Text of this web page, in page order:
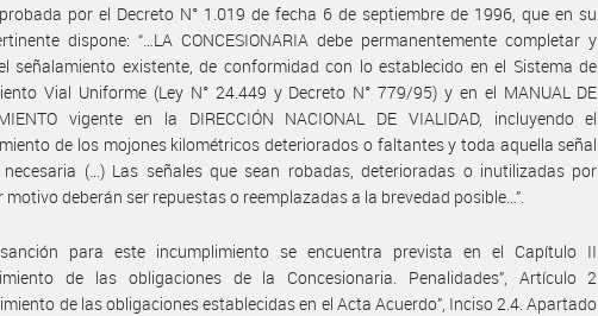
por el Decreto N° 1.019 de fecha 6 de septiembre de 1996, que en su
dispone: “…LA CONCESIONARIA debe permanentemente completar y
señalamiento existente, de conformidad con lo establecido en el Sistema de
Vial Uniforme (Ley N° 24.449 y Decreto N° 779/95) y en el MANUAL DE
vigente en la DIRECCIÓN NACIONAL DE VIALIDAD, incluyendo el
de los mojones kilométricos deteriorados o faltantes y toda aquella señal
(…) Las señales que sean robadas, deterioradas o inutilizadas por
motivo deberán ser repuestas o reemplazadas a la brevedad posible…”.
para este incumplimiento se encuentra prevista en el Capítulo II
de las obligaciones de la Concesionaria. Penalidades”, Artículo 2
de las obligaciones establecidas en el Acta Acuerdo”, Inciso 2.4. Apartado